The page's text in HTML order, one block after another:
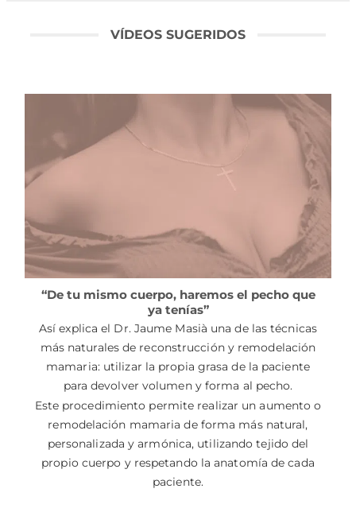
VÍDEOS SUGERIDOS
“De tu mismo cuerpo, haremos el pecho que
ya tenías”
Así explica el Dr. Jaume Masià una de las técnicas
más naturales de reconstrucción y remodelación
mamaria: utilizar la propia grasa de la paciente
para devolver volumen y forma al pecho.
Este procedimiento permite realizar un aumento o
remodelación mamaria de forma más natural,
personalizada y armónica, utilizando tejido del
propio cuerpo y respetando la anatomía de cada
paciente.